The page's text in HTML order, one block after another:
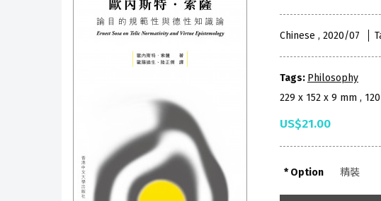
Chinese , 2020/07
Tags: Philosophy
229 x 152 x 9 mm ,
US$21.00
Option